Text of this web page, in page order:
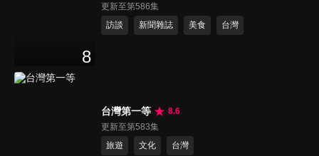
8
更新至第586集
訪談
新聞雜誌 美食 台灣
台灣第一等
8.6
更新至第583集
旅遊
文化 台灣